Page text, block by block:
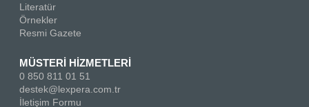
Literatür
Örnekler
Resmi Gazete
MÜSTERİ HİZMETLERİ
0 850 811 01 51
destek@lexpera.com.tr
İletişim Formu